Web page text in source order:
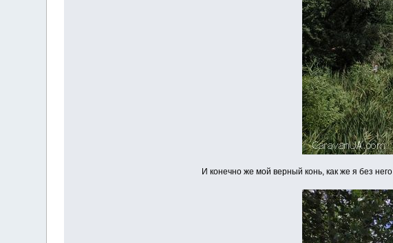
И конечно же мой верный конь, как же я без него